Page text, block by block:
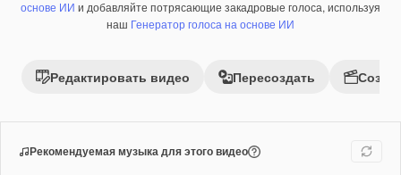
основе ИИ и добавляйте потрясающие закадровые голоса, используя
наш Генератор голоса на основе ИИ
Редактировать видео Пересоздать
Рекомендуемая музыка для этого видео